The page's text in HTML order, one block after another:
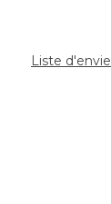
Liste d'envie